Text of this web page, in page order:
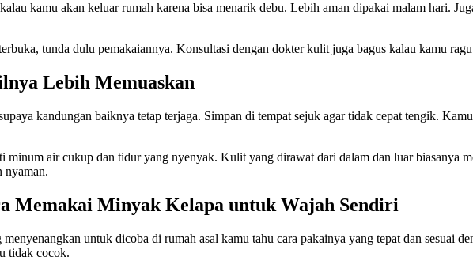
kamu akan keluar rumah karena bisa menarik debu. Lebih aman dipakai malam hari.
tunda dulu pemakaiannya. Konsultasi dengan dokter kulit juga bagus kalau kamu
Lebih Memuaskan
kandungan baiknya tetap terjaga. Simpan di tempat sejuk agar tidak cepat tengik.
minum air cukup dan tidur yang nyenyak. Kulit yang dirawat dari dalam dan luar biasanya
nyaman.
Memakai Minyak Kelapa untuk Wajah Sendiri
untuk dicoba di rumah asal kamu tahu cara pakainya yang tepat dan sesuai
tidak cocok.